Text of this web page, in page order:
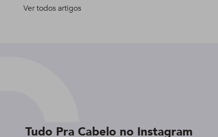
Ver todos artigos
Tudo Pra Cabelo no Instagram